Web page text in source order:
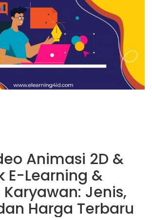
Animasi 2D &
E-Learning &
Jenis,
Harga Terbaru